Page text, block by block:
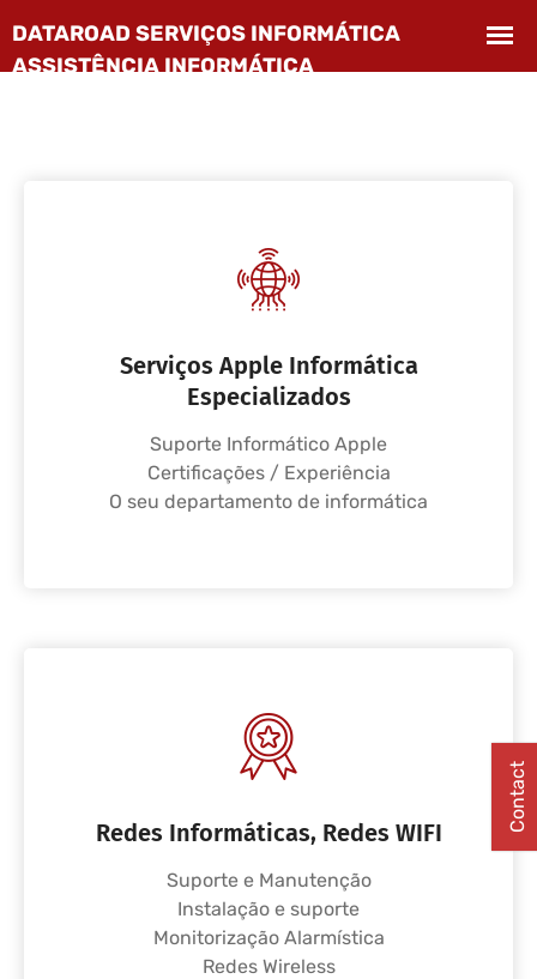
Serviços Apple Informática
Especializados
Suporte Informático Apple
Certificações / Experiência
O seu departamento de informática
Redes Informáticas, Redes WIFI
Suporte e Manutenção
Instalação e suporte
Monitorização Alarmística
Redes Wireless
Contact